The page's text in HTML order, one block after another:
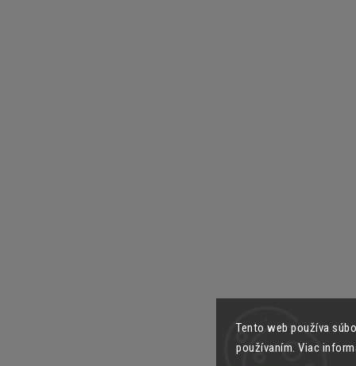
Tento web používa
používaním. Viac